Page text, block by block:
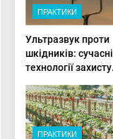
ПРАКТИКИ
Ультразвук проти
шкідників: сучасні
технології захисту
господарствах
ПРАКТИКИ